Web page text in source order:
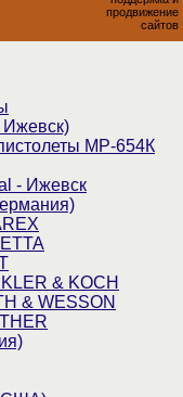
продвижение
сайтов
Ижевск)
МР-654К
- Ижевск
& KOCH
& WESSON